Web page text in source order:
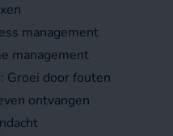
management
management
Groei door fouten
ontvangen